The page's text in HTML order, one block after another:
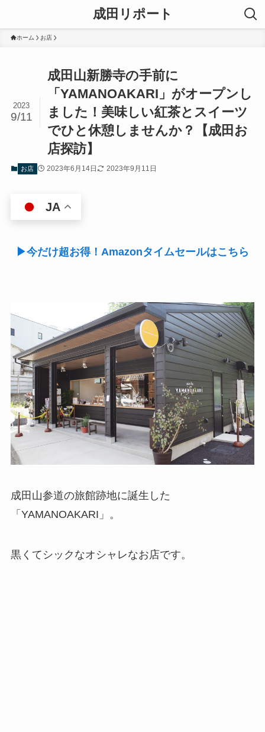
成田リポート
ホーム お店
成田山新勝寺の手前に
「YAMANOAKARI」がオープンし
ました！美味しい紅茶とスイーツ
でひと休憩しませんか？【成田お
店探訪】
2023
9/11
お店 2023年6月14日 2023年9月11日
JA
▶今だけ超お得！Amazonタイムセールはこちら
成田山参道の旅館跡地に誕生した
「YAMANOAKARI」。
黒くてシックなオシャレなお店です。